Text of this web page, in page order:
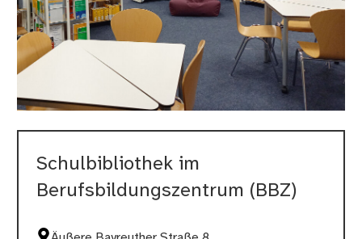
Schulbibliothek im
Berufsbildungszentrum (BBZ)